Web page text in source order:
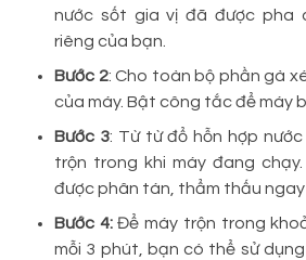
nước sốt gia vị đã được pha
riêng của bạn.
Bước 2: Cho toàn bộ phần gà
của máy. Bật công tắc để máy
Bước 3: Từ từ đổ hỗn hợp
trộn trong khi máy đang
được phân tán, thẩm thấu ngay
Bước 4:Để máy trộn trong
mỗi 3 phút, bạn có thể sử